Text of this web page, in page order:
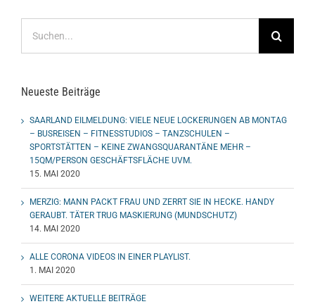
nach:
Neueste Beiträge
SAARLAND EILMELDUNG: VIELE NEUE LOCKERUNGEN AB MONTAG
– BUSREISEN – FITNESSTUDIOS – TANZSCHULEN –
SPORTSTÄTTEN – KEINE ZWANGSQUARANTÄNE MEHR –
15QM/PERSON GESCHÄFTSFLÄCHE UVM.
15. MAI 2020
MERZIG: MANN PACKT FRAU UND ZERRT SIE IN HECKE. HANDY
GERAUBT. TÄTER TRUG MASKIERUNG (MUNDSCHUTZ)
14. MAI 2020
ALLE CORONA VIDEOS IN EINER PLAYLIST.
1. MAI 2020
WEITERE AKTUELLE BEITRÄGE